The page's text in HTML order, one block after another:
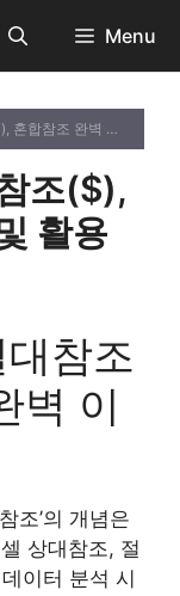
Menu
완벽 이해 및 활용
조($),
활용
참조
벽 이
조’의 개념은
상대참조, 절
이터 분석 시